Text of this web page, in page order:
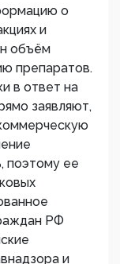
о
и
объём
препаратов.
в ответ на
заявляют,
поэтому ее
РФ
и